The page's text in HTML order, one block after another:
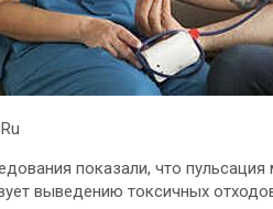
показали, что
выведению токсичных